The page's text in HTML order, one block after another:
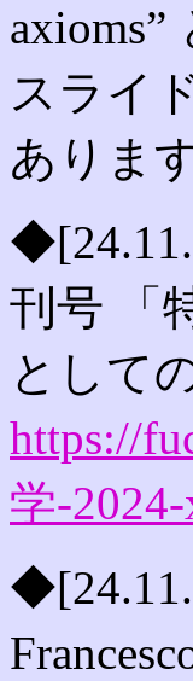
スライ
ありま
刊号 「
として
https://
学-